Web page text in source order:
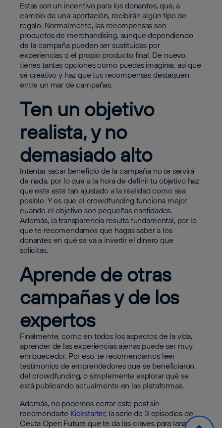
Estas son un incentivo para los donantes, que, a
cambio de una aportación, recibirán algún tipo de
regalo. Normalmente, las recompensas son
productos de merchandising, aunque dependiendo
de la campaña pueden ser sustituidas por
experiencias o el propio producto final. De nuevo,
tienes tantas opciones como puedas imaginar, así que
sé creativo y haz que tus recompensas destaquen
entre un mar de campañas.
Ten un objetivo
realista, y no
demasiado alto
Intentar sacar beneficio de la campaña no te servirá
de nada, por lo que a la hora de definir tu objetivo haz
que este esté tan ajustado a la realidad como sea
posible. Y es que el crowdfunding funciona mejor
cuando el objetivo son pequeñas cantidades.
Además, la transparencia resulta fundamental, por lo
que te recomendamos que hagas saber a los
donantes en qué se va a invertir el dinero que
solicitas.
Aprende de otras
campañas y de los
expertos
Finalmente, como en todos los aspectos de la vida,
aprender de las experiencias ajenas puede ser muy
enriquecedor. Por eso, te recomendamos leer
testimonios de emprendedores que se beneficiaron
del crowdfunding, o simplemente explorar qué se
está publicando actualmente en las plataformas.
Además, no podemos cerrar este post sin
recomendarte Kickstarter, la serie de 3 episodios de
Ceuta Open Future que te da las claves para lanzar tu